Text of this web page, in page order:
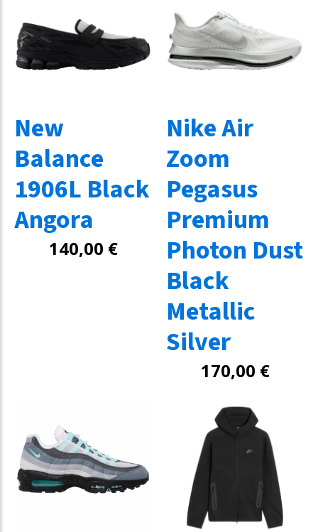
New
Balance
1906L Black
Angora
140,00 €
Nike Air
Zoom
Pegasus
Premium
Photon Dust
Black
Metallic
Silver
170,00 €